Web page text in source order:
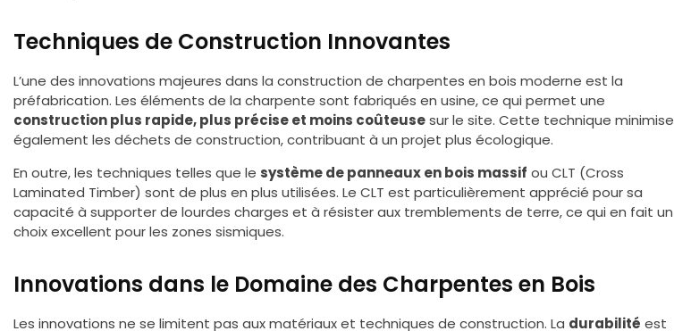
Techniques de Construction Innovantes
L’une des innovations majeures dans la construction de charpentes en bois moderne est la
préfabrication. Les éléments de la charpente sont fabriqués en usine, ce qui permet une
construction plus rapide, plus précise et moins coûteusesur le site. Cette technique minimise
également les déchets de construction, contribuant à un projet plus écologique.
En outre, les techniques telles que le système de panneaux en bois massif ou CLT (Cross
Laminated Timber) sont de plus en plus utilisées. Le CLT est particulièrement apprécié pour sa
capacité à supporter de lourdes charges et à résister aux tremblements de terre, ce qui en fait un
choix excellent pour les zones sismiques.
Innovations dans le Domaine des Charpentes en Bois
Les innovations ne se limitent pas aux matériaux et techniques de construction. La durabilité est